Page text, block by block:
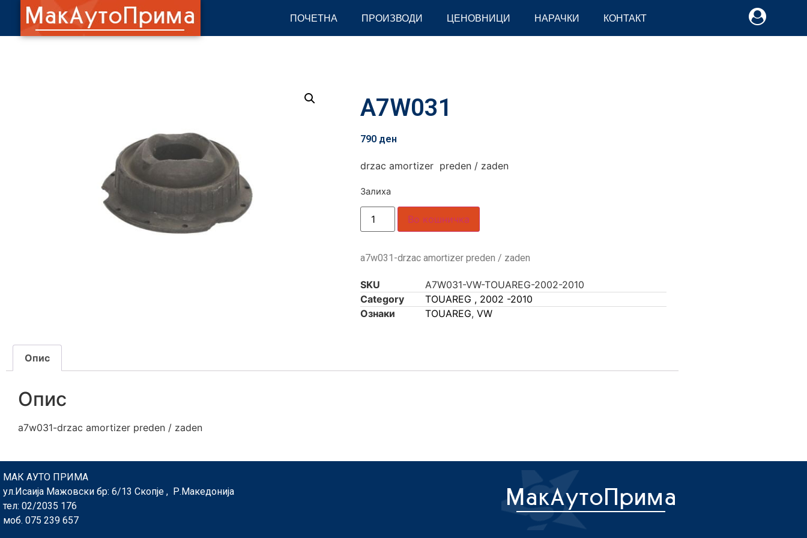
ПОЧЕТНА ПРОИЗВОДИ ЦЕНОВНИЦИ НАРАЧКИ КОНТАКТ
A7W031
790 ден
drzac amortizer preden / zaden
Залиха
Во кошничка
a7w031-drzac amortizer preden / zaden
SKU
A7W031-VW-TOUAREG-2002-2010
Category
TOUAREG , 2002 -2010
Ознаки
TOUAREG, VW
Опис
Опис
a7w031-drzac amortizer preden / zaden
МАК АУТО ПРИМА
ул.Исаија Мажовски бр: 6/13 Скопје , Р.Македонија
тел: 02/2035 176
моб. 075 239 657